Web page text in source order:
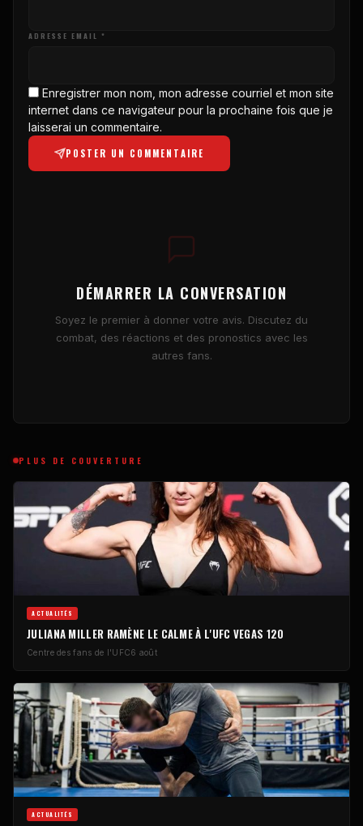
ADRESSE EMAIL *
Enregistrer mon nom, mon adresse courriel et mon site
internet dans ce navigateur pour la prochaine fois que je
laisserai un commentaire.
POSTER UN COMMENTAIRE
DÉMARRER LA CONVERSATION
Soyez le premier à donner votre avis. Discutez du
combat, des réactions et des pronostics avec les
autres fans.
PLUS DE COUVERTURE
ACTUALITÉS
JULIANA MILLER RAMÈNE LE CALME À L'UFC VEGAS 120
Centre des fans de l'UFC6 août
ACTUALITÉS